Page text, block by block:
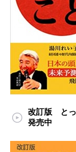
改訂版 とっ
発売中